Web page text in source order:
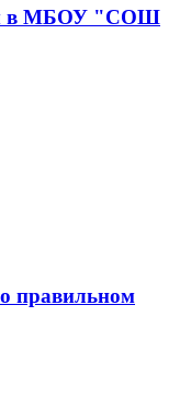
в МБОУ "СОШ
правильном